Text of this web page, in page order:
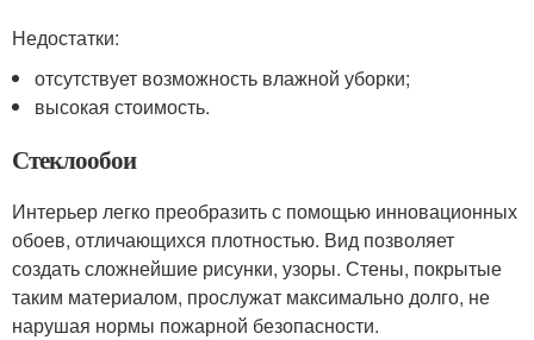
Недостатки:
отсутствует возможность влажной уборки;
высокая стоимость.
Стеклообои
Интерьер легко преобразить с помощью инновационных
обоев, отличающихся плотностью. Вид позволяет
создать сложнейшие рисунки, узоры. Стены, покрытые
таким материалом, прослужат максимально долго, не
нарушая нормы пожарной безопасности.